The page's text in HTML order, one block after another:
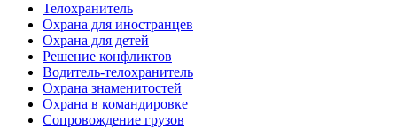
Телохранитель
Охрана для иностранцев
Охрана для детей
Решение конфликтов
Водитель-телохранитель
Охрана знаменитостей
Охрана в командировке
Сопровождение грузов